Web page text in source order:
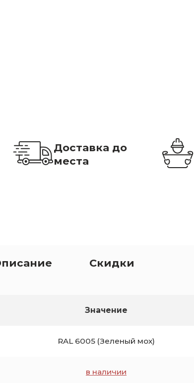
Доставка до
места
Скидки
Значение
RAL 6005 (Зеленый мох)
в наличии